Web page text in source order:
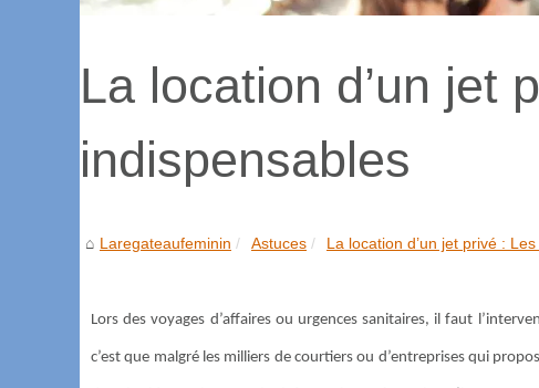
La location d’un jet
indispensables
Laregateaufeminin Astuces La location d’un jet privé :
Lors des voyages d’affaires ou urgences sanitaires, il faut
c’est que malgré les milliers de courtiers ou d’entreprises qui